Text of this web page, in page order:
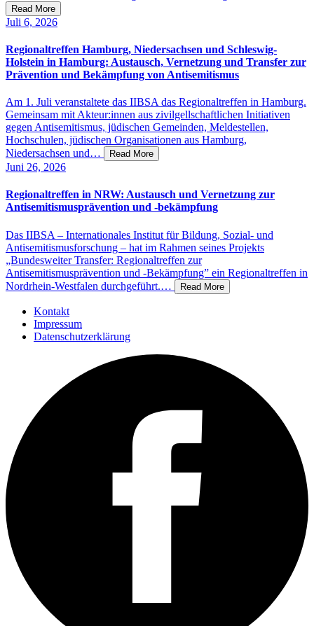
Read More
Juli 6, 2026
Regionaltreffen Hamburg, Niedersachsen und Schleswig-
Holstein in Hamburg: Austausch, Vernetzung und Transfer zur
Prävention und Bekämpfung von Antisemitismus
Am 1. Juli veranstaltete das IIBSA das Regionaltreffen in Hamburg.
Gemeinsam mit Akteur:innen aus zivilgellschaftlichen Initiativen
gegen Antisemitismus, jüdischen Gemeinden, Meldestellen,
Hochschulen, jüdischen Organisationen aus Hamburg,
Niedersachsen und…
Read More
Juni 26, 2026
Regionaltreffen in NRW: Austausch und Vernetzung zur
Antisemitismusprävention und -bekämpfung
Das IIBSA – Internationales Institut für Bildung, Sozial- und
Antisemitismusforschung – hat im Rahmen seines Projekts
„Bundesweiter Transfer: Regionaltreffen zur
Antisemitismusprävention und -Bekämpfung” ein Regionaltreffen in
Nordrhein-Westfalen durchgeführt.…
Read More
Kontakt
Impressum
Datenschutzerklärung